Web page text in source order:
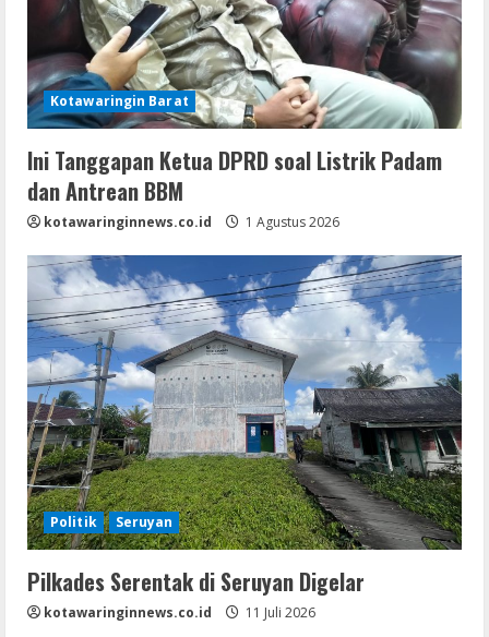
Kotawaringin Barat
Ini Tanggapan Ketua DPRD soal Listrik Padam
dan Antrean BBM
kotawaringinnews.co.id 1 Agustus 2026
Politik Seruyan
Pilkades Serentak di Seruyan Digelar
kotawaringinnews.co.id 11 Juli 2026